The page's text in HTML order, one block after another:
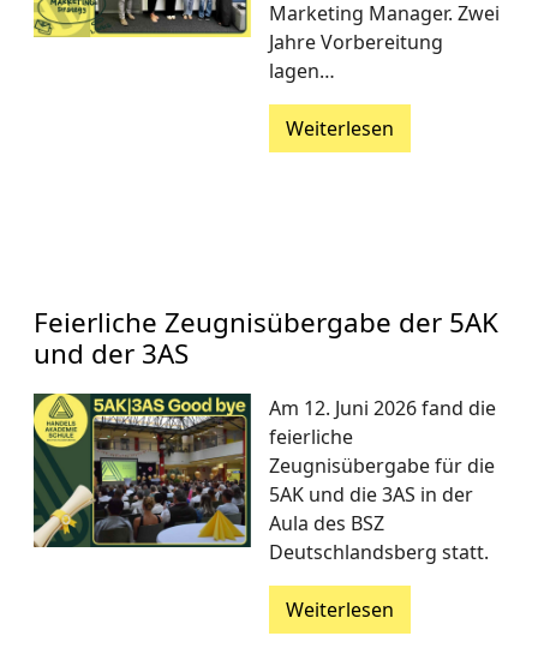
Marketing Manager. Zwei
Jahre Vorbereitung
lagen…
Weiterlesen
Feierliche Zeugnisübergabe der 5AK
und der 3AS
Am 12. Juni 2026 fand die
feierliche
Zeugnisübergabe für die
5AK und die 3AS in der
Aula des BSZ
Deutschlandsberg statt.
Weiterlesen